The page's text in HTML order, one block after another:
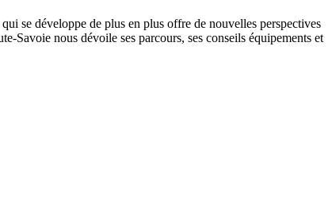
se développe de plus en plus offre de nouvelles perspectives
Savoie nous dévoile ses parcours, ses conseils équipements et